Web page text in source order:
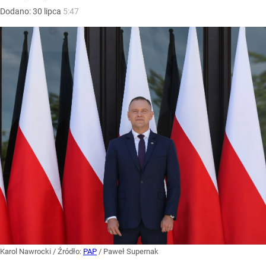
Dodano:30 lipca 5:47
Karol Nawrocki / Źródło: PAP / Paweł Supernak